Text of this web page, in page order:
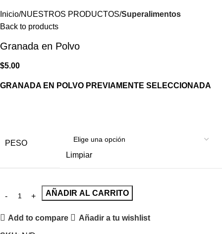
Inicio NUESTROS PRODUCTOS Superalimentos
Back to products
Granada en Polvo
$5.00
GRANADA EN POLVO PREVIAMENTE SELECCIONADA
PESO
Limpiar
AÑADIR AL CARRITO
Add to compare Añadir a tu wishlist